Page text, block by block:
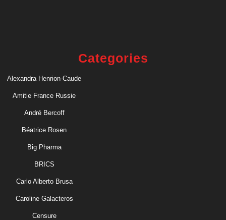
Categories
Alexandra Henrion-Caude
Amitie France Russie
André Bercoff
Béatrice Rosen
Big Pharma
BRICS
Carlo Alberto Brusa
Caroline Galacteros
Censure